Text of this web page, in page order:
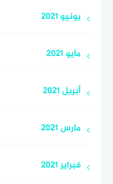
يونيو 2021
مايو 2021
أبريل 2021
مارس 2021
فبراير 2021